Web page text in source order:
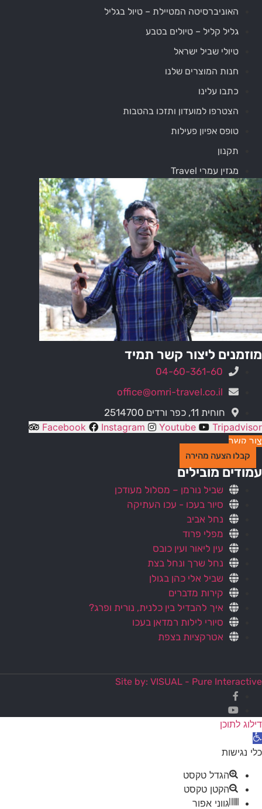
האוניברסיטה המטיילת – טיול בגליל
גליל קליל – טיולים בטבע
טיולי שביל ישראל
חנות המוצרים שלנו
כתבו עלינו
הצטרפו למועדון ותזכו בהטבות
טופס אפיון פעילות
תקנון
מגזין עמרי Travel
מוזמנים ליצור קשר תמיד
04-60-361-60
office@omri-travel.co.il
חוחית 11, כפר ורדים 2514700
Facebook
Instagram Youtube
Tripadvisor
צור קשר
קבלו הצעה מהירה
עמודים מובילים
שביל נורמן – מסלול מעודכן
סיור בעכו - עכו העתיקה
נחל אביב
מפלי פרוד
עין ליאור ועין כובס
נחל שרך ונחל בצת
שביל אלי כהן בגולן
קירות מדברים
איך להבדיל בין כלנית, נורית ופרג?
סיורי לילות רמדאן בעכו
אטרקציות בצפת
Site by: VISUAL - Pure Interactive
דילוג לתוכן
פתח
סרגל
כלי נגישות
הגדל טקסט
הקטן טקסט
גווני אפור